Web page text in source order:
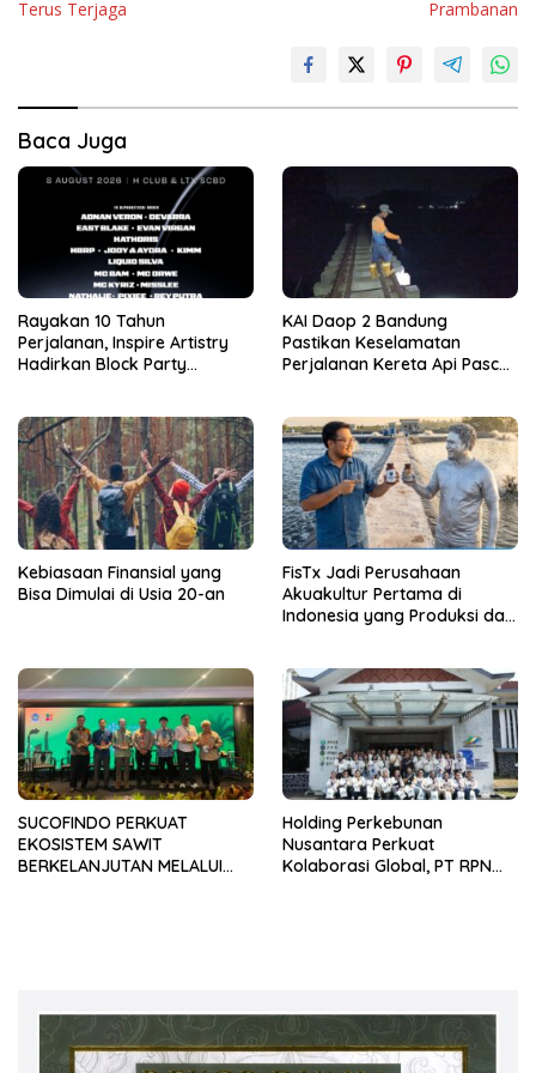
Terus Terjaga Prambanan
Baca Juga
Rayakan 10 Tahun
Perjalanan, Inspire Artistry
Hadirkan Block Party
KAI Daop 2 Bandung
Pastikan Keselamatan
Perjalanan Kereta Api Pasca
Berlangsung
Kebiasaan Finansial yang
Bisa Dimulai di Usia 20-an
FisTx Jadi Perusahaan
Akuakultur Pertama di
Indonesia yang Produksi dan
WSSV hingga WFD pada
Udang
SUCOFINDO PERKUAT
EKOSISTEM SAWIT
BERKELANJUTAN MELALUI
Holding Perkebunan
Nusantara Perkuat
Kolaborasi Global, PT RPN